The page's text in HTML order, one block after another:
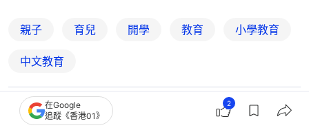
親子 育兒 開學 教育 小學教育
中文教育
1
在Google
追蹤《香港01》
2